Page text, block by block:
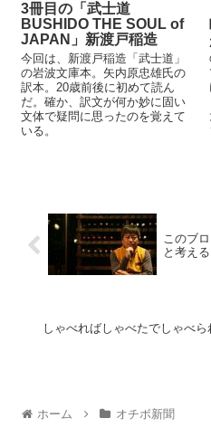
3冊目の「武士道
BUSHIDO THE SOUL of
JAPAN」新渡戸稲造
今回は、新渡戸稲造「武士道」
の岩波文庫本。矢内原忠雄氏の
訳本。20歳前後に初めて読ん
だ。確か、訳文が何か妙に固い
文体で疑問に思ったのを覚えて
いる。
このブ
と考える
しゃべればしゃべたでしゃべら
ホーム オチボ新聞